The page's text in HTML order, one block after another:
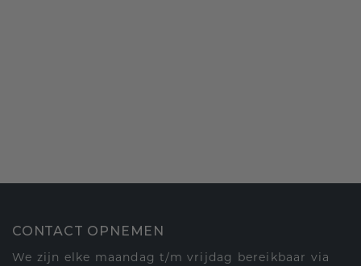
CONTACT OPNEMEN
We zijn elke maandag t/m vrijdag bereikbaar via